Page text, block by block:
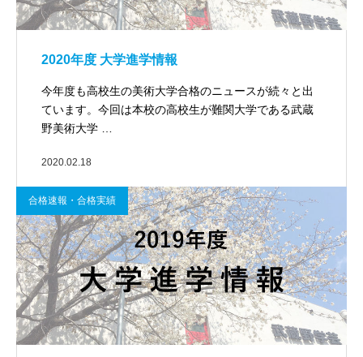
2020年度 大学進学情報
今年度も高校生の美術大学合格のニュースが続々と出
ています。今回は本校の高校生が難関大学である武蔵
野美術大学 …
2020.02.18
合格速報・合格実績